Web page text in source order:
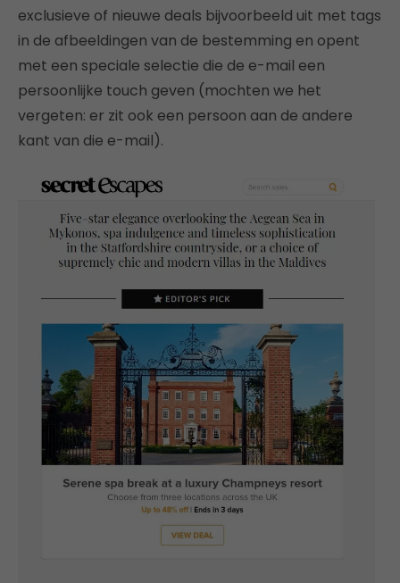
exclusieve of nieuwe deals bijvoorbeeld uit met tags
in de afbeeldingen van de bestemming en opent
met een speciale selectie die de e-mail een
persoonlijke touch geven (mochten we het
vergeten: er zit ook een persoon aan de andere
kant van die e-mail).